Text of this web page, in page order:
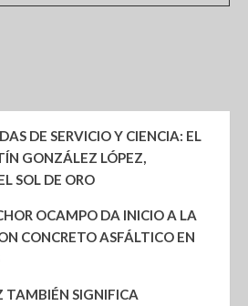
DE SERVICIO Y CIENCIA: EL
GONZÁLEZ LÓPEZ,
SOL DE ORO
OCAMPO DA INICIO A LA
CONCRETO ASFÁLTICO EN
TAMBIÉN SIGNIFICA